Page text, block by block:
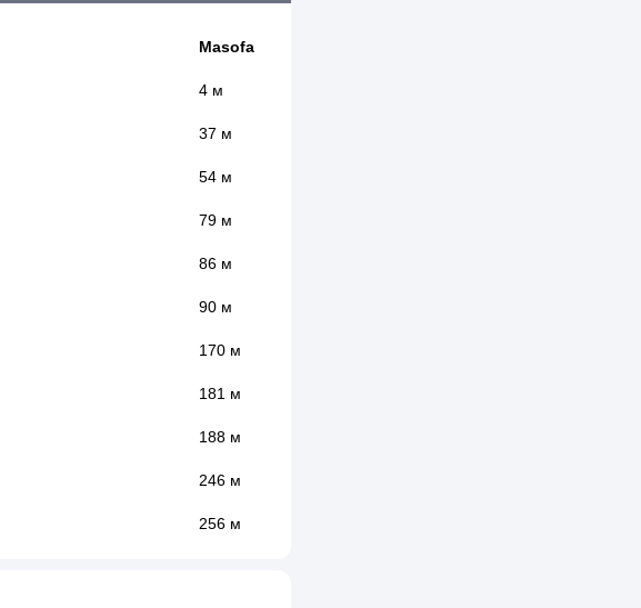
Masofa
4 м
37 м
54 м
79 м
86 м
90 м
170 м
181 м
188 м
246 м
256 м